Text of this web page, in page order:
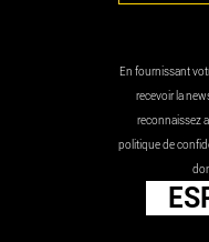
En fournissant
recevoir la
reconnaissez
politique de